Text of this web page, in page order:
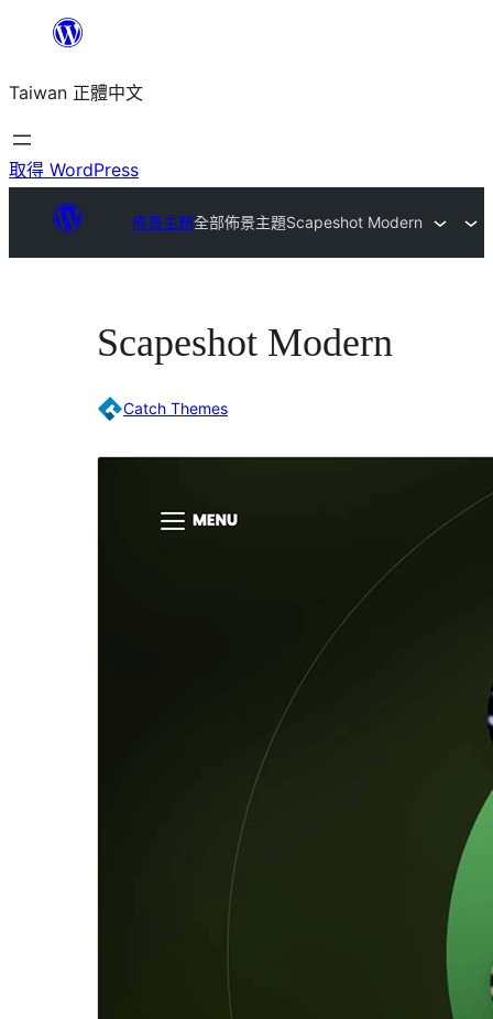
主
要
內
Taiwan 正體中文
取得 WordPress
佈景主題全部佈景主題Scapeshot Modern
Scapeshot Modern
Catch Themes